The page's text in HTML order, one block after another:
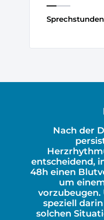
Sprechstunden
Nach der
entscheidend,
48h einen
um
vorzubeugen.
speziell
solchen